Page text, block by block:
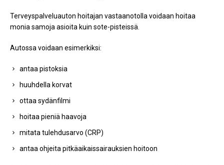
Terveyspalveluauton hoitajan vastaanotolla voidaan hoitaa
monia samoja asioita kuin sote-pisteissä.
Autossa voidaan esimerkiksi:
antaa pistoksia
huuhdella korvat
ottaa sydänfilmi
hoitaa pieniä haavoja
mitata tulehdusarvo (CRP)
antaa ohjeita pitkäaikaissairauksien hoitoon